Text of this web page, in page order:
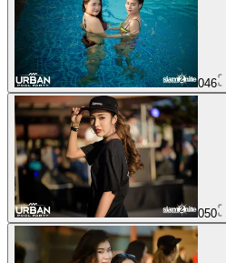
046
050